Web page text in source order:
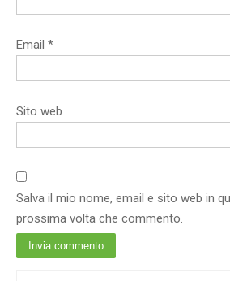
Email *
Sito web
Salva il mio nome, email e sito web in
prossima volta che commento.